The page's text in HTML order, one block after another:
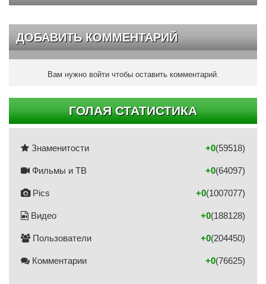
ДОБАВИТЬ КОММЕНТАРИЙ
Вам нужно войти чтобы оставить комментарий.
ГОЛАЯ СТАТИСТИКА
Знаменитости (59518)
+0
Фильмы и ТВ (64097)
+0
Pics (1007077)
+0
Видео (188128)
+0
Пользователи (204450)
+0
Комментарии (76625)
+0